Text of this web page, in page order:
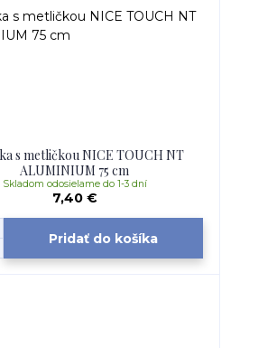
s metličkou NICE TOUCH NT
ALUMINIUM 75 cm
7,40 €
Skladom odosielame do 1-3 dní
Pridať do košíka